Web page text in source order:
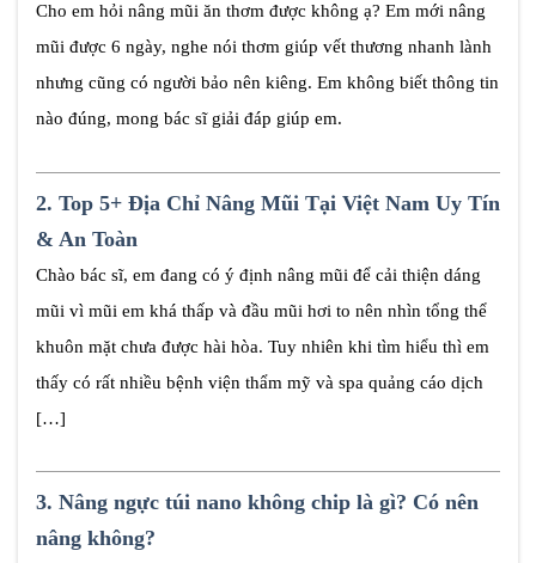
Cho em hỏi nâng mũi ăn thơm được không ạ? Em mới nâng
mũi được 6 ngày, nghe nói thơm giúp vết thương nhanh lành
nhưng cũng có người bảo nên kiêng. Em không biết thông tin
nào đúng, mong bác sĩ giải đáp giúp em.
2. Top 5+ Địa Chỉ Nâng Mũi Tại Việt Nam Uy Tín
& An Toàn
Chào bác sĩ, em đang có ý định nâng mũi để cải thiện dáng
mũi vì mũi em khá thấp và đầu mũi hơi to nên nhìn tổng thể
khuôn mặt chưa được hài hòa. Tuy nhiên khi tìm hiểu thì em
thấy có rất nhiều bệnh viện thẩm mỹ và spa quảng cáo dịch
[…]
3. Nâng ngực túi nano không chip là gì? Có nên
nâng không?